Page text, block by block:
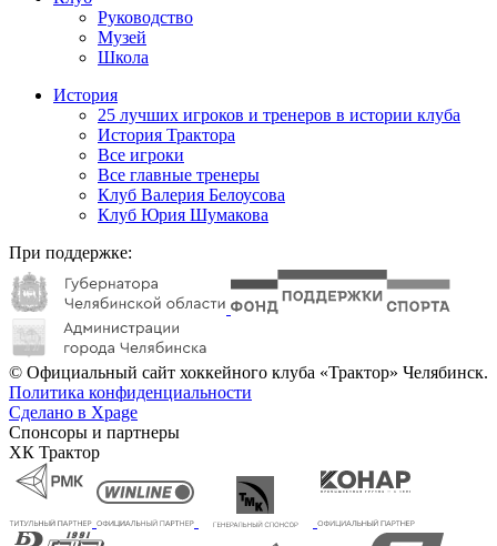
Руководство
Музей
Школа
История
25 лучших игроков и тренеров в истории клуба
История Трактора
Все игроки
Все главные тренеры
Клуб Валерия Белоусова
Клуб Юрия Шумакова
При поддержке:
© Официальный сайт хоккейного клуба «Трактор» Челябинск.
Политика конфиденциальности
Сделано в Xpage
Спонсоры и партнеры
ХК Трактор